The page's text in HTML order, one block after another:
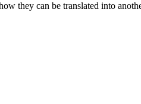
they can be translated into